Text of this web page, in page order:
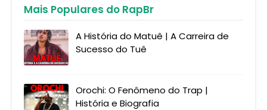
Mais Populares do RapBr
A História do Matuê | A Carreira de
Sucesso do Tuê
Orochi: O Fenômeno do Trap |
História e Biografia